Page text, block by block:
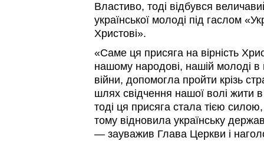
Властиво, тоді відбувся
української молоді під гаслом
Христові».
«Саме ця присяга на вірність
нашому народові, нашій молоді в
війни, допомогла пройти крізь
шлях свідчення нашої волі жити
тоді ця присяга стала тією
тому відновила українську
— зауважив Глава Церкви і